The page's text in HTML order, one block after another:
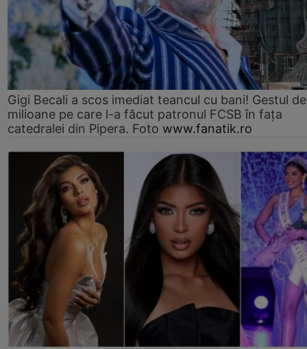
Gigi Becali a scos imediat teancul cu bani! Gestul de
milioane pe care l-a făcut patronul FCSB în fața
catedralei din Pipera. Foto www.fanatik.ro